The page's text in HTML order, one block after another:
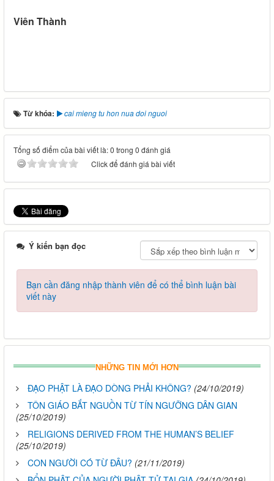
Viên Thành
Từ khóa: cai mieng tu hon nua doi nguoi
Tổng số điểm của bài viết là: 0 trong 0 đánh giá
Click để đánh giá bài viết
Ý kiến bạn đọc
Bạn cần đăng nhập thành viên để có thể bình luận bài
viết này
NHỮNG TIN MỚI HƠN
ĐẠO PHẬT LÀ ĐẠO DÒNG PHẢI KHÔNG? (24/10/2019)
TÔN GIÁO BẮT NGUỒN TỪ TÍN NGƯỠNG DÂN GIAN
(25/10/2019)
RELIGIONS DERIVED FROM THE HUMAN’S BELIEF
(25/10/2019)
CON NGƯỜI CÓ TỪ ĐÂU? (21/11/2019)